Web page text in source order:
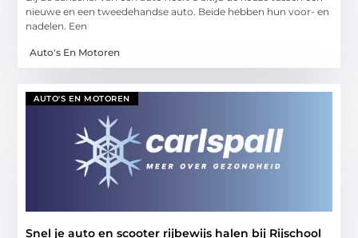
nieuwe en een tweedehandse auto. Beide hebben hun voor- en
nadelen. Een
Auto's En Motoren
AUTO'S EN MOTOREN
Snel je auto en scooter rijbewijs halen bij Rijschool